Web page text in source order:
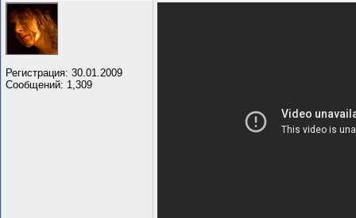
Регистрация: 30.01.2009
Сообщений: 1,309